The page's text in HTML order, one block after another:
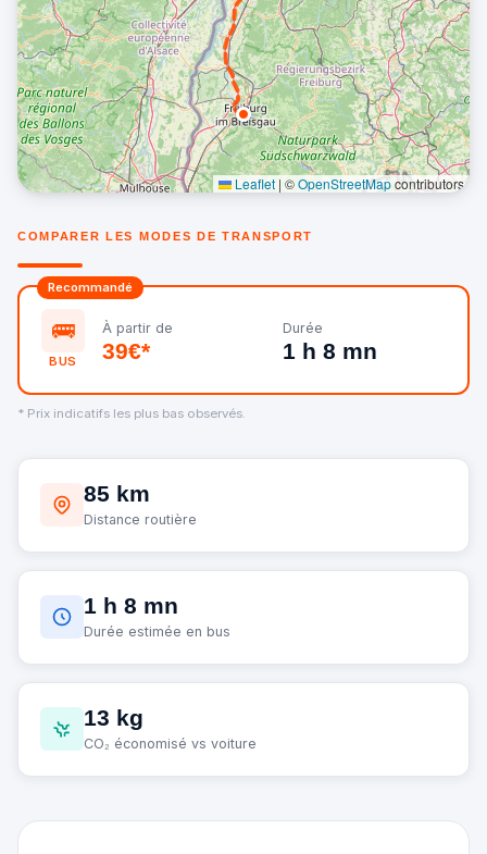
Leaflet | ©OpenStreetMapcontributors
COMPARER LES MODES DE TRANSPORT
Recommandé
🚌
BUS
À partir de
39€*
Durée
1 h 8 mn
* Prix indicatifs les plus bas observés.
85 km
Distance routière
1 h 8 mn
Durée estimée en bus
13 kg
CO₂ économisé vs voiture